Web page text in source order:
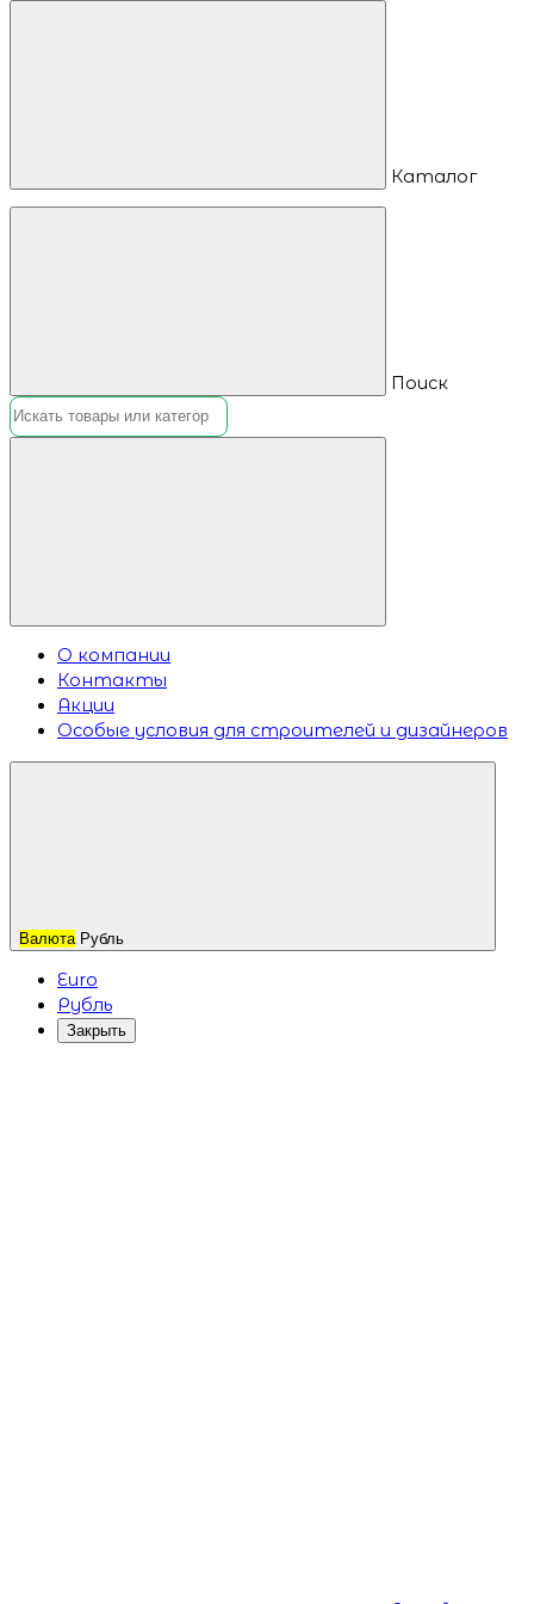
Каталог
Поиск
О компании
Контакты
Акции
Особые условия для строителей и дизайнеров
Валюта Рубль
Euro
Рубль
Закрыть